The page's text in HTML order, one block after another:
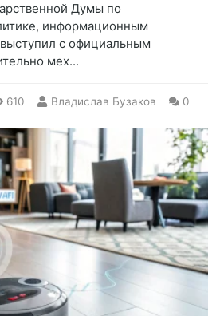
Думы по
информационным
с официальным
мех...
610 Владислав Бузаков 0